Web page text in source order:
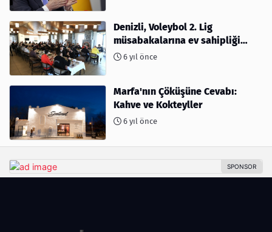
Denizli, Voleybol 2. Lig
müsabakalarına ev sahipliği
yapıyor
6 yıl önce
Marfa'nın Çöküşüne Cevabı:
Kahve ve Kokteyller
6 yıl önce